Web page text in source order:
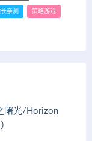
亲测 策略游戏
曙光/Horizon